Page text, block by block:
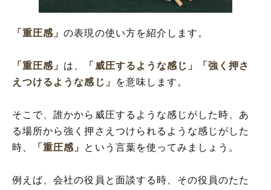
「重圧感」の表現の使い方を紹介します。
「重圧感」 は、 「威圧するような感じ」
「強く押さ
えつけるような感じ」
を意味します。
そこで、誰かから威圧するような感じがした時、あ
る場所から強く押さえつけられるような感じがした
時、
「重圧感」 という言葉を使ってみましょう。
例えば、会社の役員と面談する時、その役員のたた